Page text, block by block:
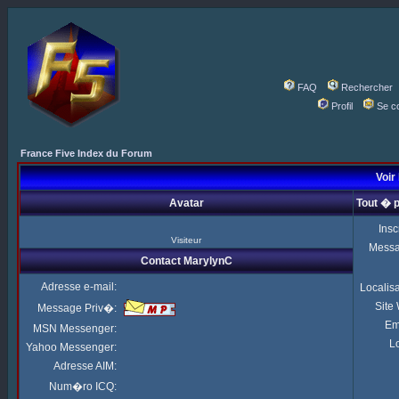
FAQ
Rechercher
Profil
Se
France Five Index du Forum
Voir
Avatar Tout �
Visiteur
Site
Contact MarylynC
Adresse e-mail:
Message Priv�:
MSN Messenger:
Yahoo Messenger:
Adresse AIM:
Num�ro ICQ: